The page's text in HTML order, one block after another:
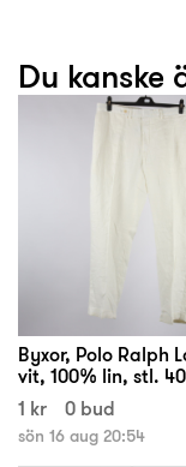
Du kanske
Byxor, Polo Ralph
vit, 100% lin, stl.
1 kr
0 bud
sön 16 aug 20:54